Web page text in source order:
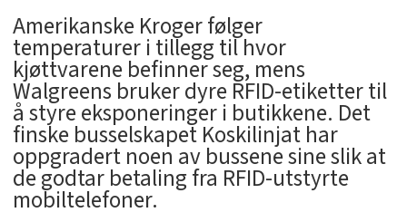
Amerikanske Kroger følger
temperaturer i tillegg til hvor
kjøttvarene befinner seg, mens
Walgreens bruker dyre RFID-etiketter til
å styre eksponeringer i butikkene. Det
finske busselskapet Koskilinjat har
oppgradert noen av bussene sine slik at
de godtar betaling fra RFID-utstyrte
mobiltelefoner.